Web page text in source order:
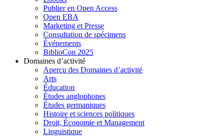
Publier en Open Access
Open EBA
Marketing et Presse
Consultation de spécimens
Événements
BiblioCon 2025
Domaines d’activité
Aperçu des Domaines d’activité
Arts
Éducation
Études anglophones
Études germaniques
Histoire et sciences politiques
Droit, Économie et Management
Linguistique